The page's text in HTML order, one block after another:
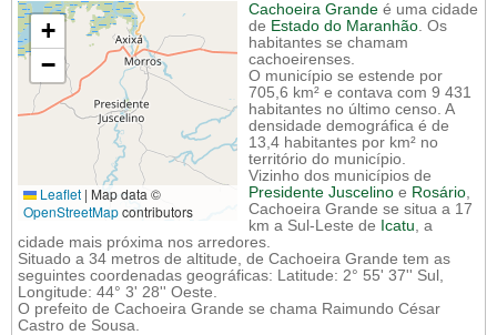
+
−
Leaflet | Map data ©
OpenStreetMapcontributors
Cachoeira Grande é uma cidade
de Estado do Maranhão. Os
habitantes se chamam
cachoeirenses.
O município se estende por
705,6 km² e contava com 9 431
habitantes no último censo. A
densidade demográfica é de
13,4 habitantes por km² no
território do município.
Vizinho dos municípios de
Presidente Juscelino e Rosário,
Cachoeira Grande se situa a 17
km a Sul-Leste de Icatu, a
cidade mais próxima nos arredores.
Situado a 34 metros de altitude, de Cachoeira Grande tem as
seguintes coordenadas geográficas: Latitude: 2° 55' 37'' Sul,
Longitude: 44° 3' 28'' Oeste.
O prefeito de Cachoeira Grande se chama Raimundo César
Castro de Sousa.